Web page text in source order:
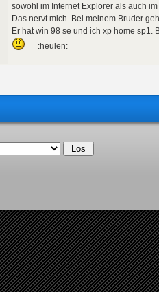
sowohl im Internet Explorer als auch
Das nervt mich. Bei meinem Bruder
Er hat win 98 se und ich xp home sp1.
:heulen: